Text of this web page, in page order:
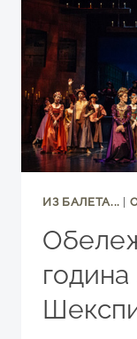
ИЗ БАЛЕТА... |